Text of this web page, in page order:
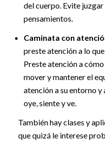
del cuerpo. Evite
pensamientos.
Caminata con
preste atención a lo
Preste atención a
mover y mantener el
atención a su entorno y
oye, siente y ve.
También hay clases y
que quizá le interese